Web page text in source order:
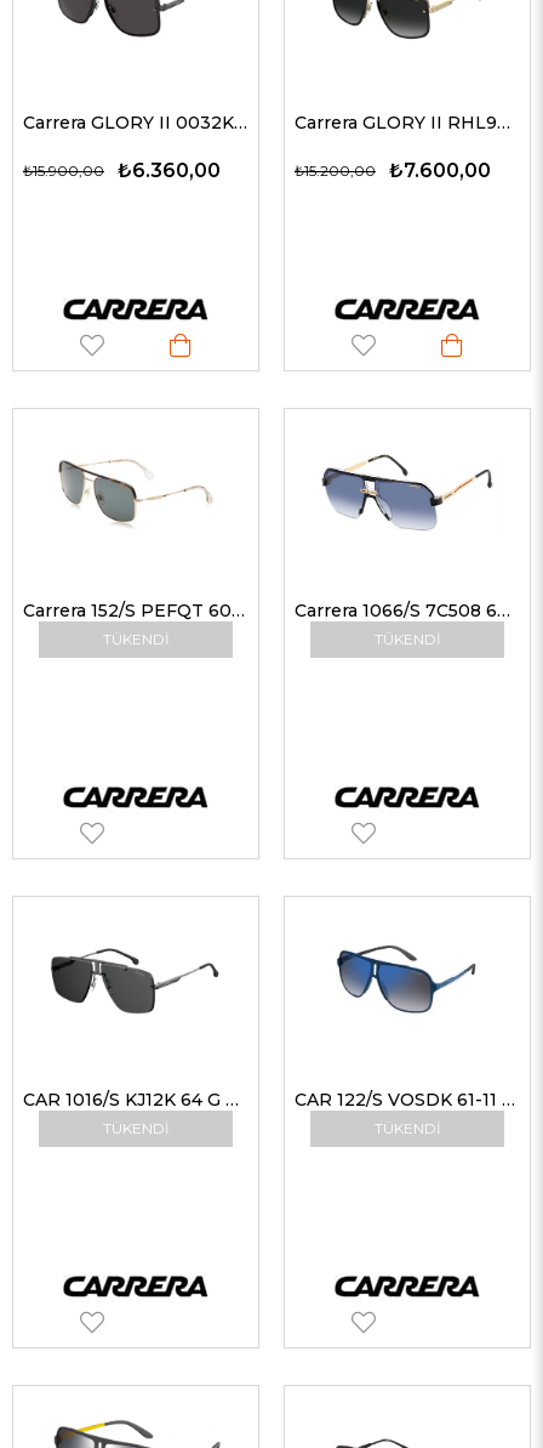
Carrera GLORY II 0032K 59-18 Erkek Güneş Gözlükleri
₺6.360,00
₺15.900,00
Carrera GLORY II RHL9O 59-18 Erkek Güneş Gözlükleri
₺7.600,00
₺15.200,00
TÜKENDI
Carrera 152/S PEFQT 60 Güneş Gözlüğü
TÜKENDI
Carrera 1066/S 7C508 63 Erkek Güneş Gözlükleri
TÜKENDI
CAR 1016/S KJ12K 64 G Unisex Güneş Gözlükleri
TÜKENDI
CAR 122/S VOSDK 61-11 G Erkek Güneş Gözlükleri